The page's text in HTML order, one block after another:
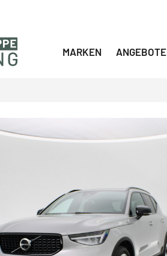
MARKEN
ANGEBOTE